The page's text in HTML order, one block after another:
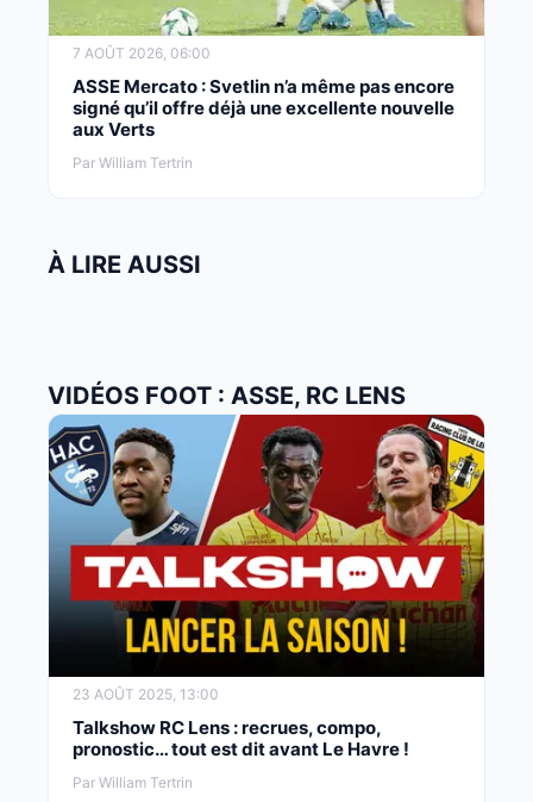
7 AOÛT 2026, 06:00
ASSE Mercato : Svetlin n’a même pas encore
signé qu’il offre déjà une excellente nouvelle
aux Verts
Par William Tertrin
À LIRE AUSSI
VIDÉOS FOOT : ASSE, RC LENS
23 AOÛT 2025, 13:00
Talkshow RC Lens : recrues, compo,
pronostic… tout est dit avant Le Havre !
Par William Tertrin